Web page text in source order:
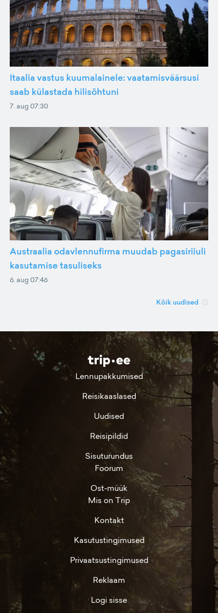
Itaalia vastus kuumalainele: vaatamisväärsusi
saab külastada hilisõhtuni
7. aug 07:30
Austraalia odavlennufirma muudab pagasiriiuli
kasutamise tasuliseks
6. aug 07:46
Kõik uudised
Lennupakkumised
Reisikaaslased
Uudised
Reisipildid
Sisuturundus
Foorum
Ost-müük
Mis on Trip
Kontakt
Kasutustingimused
Privaatsustingimused
Reklaam
Logi sisse